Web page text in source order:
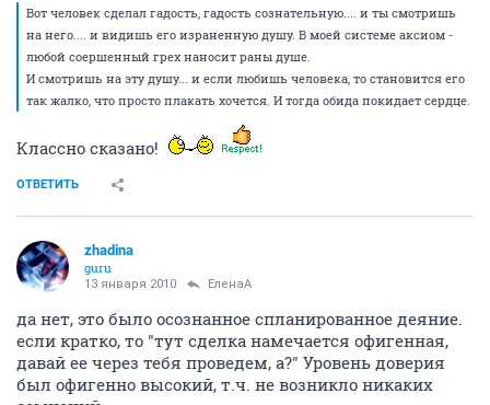
Вот человек сделал гадость, гадость сознательную.... и ты смотришь
на него.... и видишь его израненную душу. В моей системе аксиом -
любой соершенный грех наносит раны душе.
И смотришь на эту душу... и если любишь человека, то становится его
так жалко, что просто плакать хочется. И тогда обида покидает сердце.
Классно сказано!
ОТВЕТИТЬ
zhadina
guru
13 января 2010 ЕленаА
да нет, это было осознанное спланированное деяние.
если кратко, то "тут сделка намечается офигенная,
давай ее через тебя проведем, а?" Уровень доверия
был офигенно высокий, т.ч. не возникло никаких